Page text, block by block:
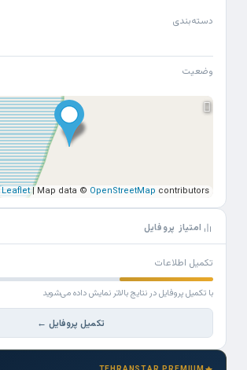
دسته‌بندی
وضعیت
Leaflet| Map data © OpenStreetMap contributors
امتیاز پروفایل
تکمیل اطلاعات
با تکمیل پروفایل در نتایج بالاتر نمایش داده می‌شوید
تکمیل پروفایل ←